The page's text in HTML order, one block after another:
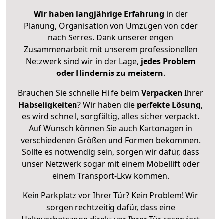
Wir haben langjährige Erfahrung in der
Planung, Organisation von Umzügen von oder
nach Serres. Dank unserer engen
Zusammenarbeit mit unserem professionellen
Netzwerk sind wir in der Lage, jedes Problem
oder Hindernis zu meistern.
Brauchen Sie schnelle Hilfe beim Verpacken Ihrer
Habseligkeiten? Wir haben die perfekte Lösung,
es wird schnell, sorgfältig, alles sicher verpackt.
Auf Wunsch können Sie auch Kartonagen in
verschiedenen Größen und Formen bekommen.
Sollte es notwendig sein, sorgen wir dafür, dass
unser Netzwerk sogar mit einem Möbellift oder
einem Transport-Lkw kommen.
Kein Parkplatz vor Ihrer Tür? Kein Problem! Wir
sorgen rechtzeitig dafür, dass eine